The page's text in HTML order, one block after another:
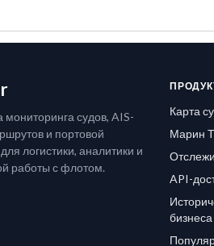
судов, AIS-
и портовой
логистики, аналитики и
работы с флотом.
Карта
Марин
API-
бизнеса